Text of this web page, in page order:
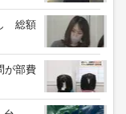
総額
が部費